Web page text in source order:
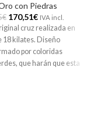
con Piedras
€ 170,51€ IVA incl.
cruz realizada en
18 kilates. Diseño
por coloridas
que harán que esta
en el foco de todas las
nuestras tiendas de
o pídela online y
a casa.